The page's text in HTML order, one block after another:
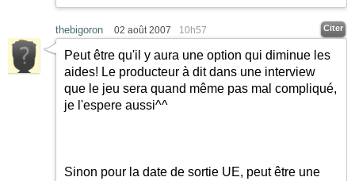
thebigoron 02 août 2007 10h57 Citer
Peut être qu'il y aura une option qui diminue les
aides! Le producteur à dit dans une interview
que le jeu sera quand même pas mal compliqué,
je l'espere aussi^^
Sinon pour la date de sortie UE, peut être une